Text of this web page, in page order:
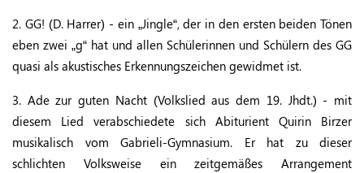
2. GG! (D. Harrer) - ein „Jingle“, der in den ersten beiden Tönen
eben zwei „g“ hat und allen Schülerinnen und Schülern des GG
quasi als akustisches Erkennungszeichen gewidmet ist.
3. Ade zur guten Nacht (Volkslied aus dem 19. Jhdt.) - mit
diesem Lied verabschiedete sich Abiturient Quirin Birzer
musikalisch vom Gabrieli-Gymnasium. Er hat zu dieser
schlichten Volksweise ein zeitgemäßes Arrangement